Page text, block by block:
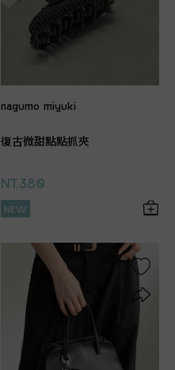
nagumo miyuki
復古微甜點點抓夾
NT.380
NEW